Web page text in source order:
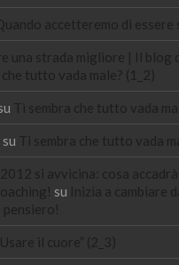
Quando accetteremo di essere
una strada migliore | Il blog
che tutto vada male? (1_2)
Ti sembra che tutto vada
su Ti sembra che tutto vada
si avvicina: cosa accadrà
su
Inizia a cambiare
pensiero!
“Usare il cuore” (2_3)